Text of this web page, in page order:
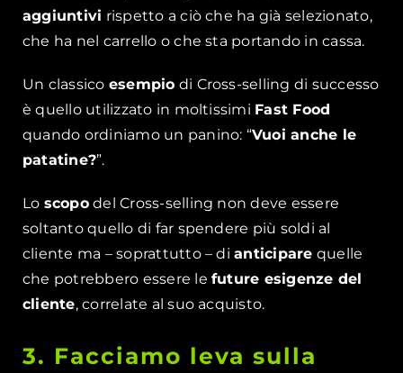
aggiuntivi rispetto a ciò che ha già selezionato,
che ha nel carrello o che sta portando in cassa.
Un classico esempio di Cross-selling di successo
è quello utilizzato in moltissimi Fast Food
quando ordiniamo un panino: “Vuoi anche le
patatine?”.
Lo scopodel Cross-selling non deve essere
soltanto quello di far spendere più soldi al
cliente ma – soprattutto – dianticipare quelle
che potrebbero essere le future esigenze del
cliente, correlate al suo acquisto.
3. Facciamo leva sulla